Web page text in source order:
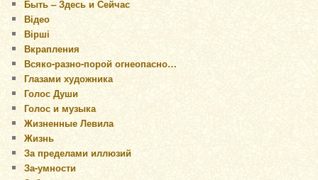
Быть – Здесь и Сейчас
Відео
Вірші
Вкрапления
Всяко-разно-порой огнеопасно…
Глазами художника
Голос Души
Голос и музыка
Жизненные Левила
Жизнь
За пределами иллюзий
За-умности